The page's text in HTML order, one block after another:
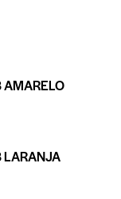
AMARELO
LARANJA